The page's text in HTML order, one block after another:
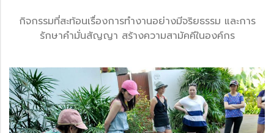
กิจกรรมที่สะท้อนเรื่องการทำงานอย่างมีจริยธรรม และการ
รักษาคำมั่นสัญญา สร้างความสามัคคีในองค์กร